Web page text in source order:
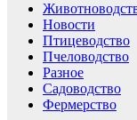
Новости
Птицеводство
Пчеловодство
Разное
Садоводство
Фермерство